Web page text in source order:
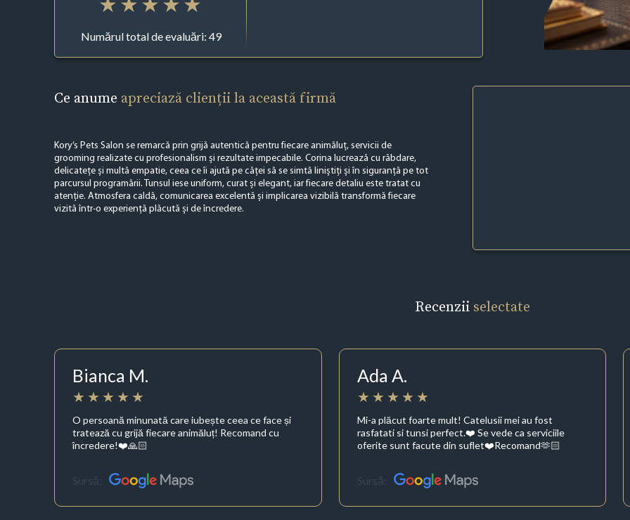
Numărul total de evaluări: 49
Ce anume apreciază clienții la această firmă
Kory’s Pets Salon se remarcă prin grijă autentică pentru fiecare animăluț, servicii de
grooming realizate cu profesionalism și rezultate impecabile. Corina lucrează cu răbdare,
delicatețe și multă empatie, ceea ce îi ajută pe căței să se simtă liniștiți și în siguranță pe tot
parcursul programării. Tunsul iese uniform, curat și elegant, iar fiecare detaliu este tratat cu
atenție. Atmosfera caldă, comunicarea excelentă și implicarea vizibilă transformă fiecare
vizită într-o experiență plăcută și de încredere.
Recenzii selectate
Bianca M.
O persoană minunată care iubește ceea ce face și
tratează cu grijă fiecare animăluț! Recomand cu
încredere!❤️🙏🏻
Sursă:
Ada A.
Mi-a plăcut foarte mult! Catelusii mei au fost
rasfatati si tunsi perfect.❤️ Se vede ca serviciile
oferite sunt facute din suflet❤️Recomand🫶🏻
Sursă: